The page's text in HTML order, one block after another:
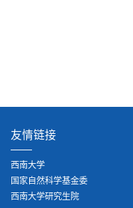
友情链接
西南大学
国家自然科学基金委
西南大学研究生院